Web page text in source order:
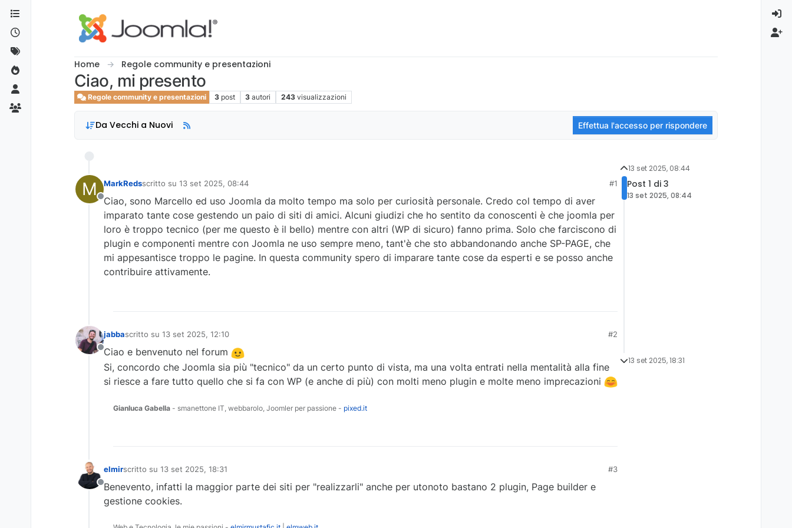
Salta al contenuto
Home Regole community e presentazioni
Ciao, mi presento
Regole community e presentazioni 3 post 3 autori 243 visualizzazioni
Da Vecchi a Nuovi Effettua l'accesso per rispondere
M
Non in linea
MarkRedsscritto su 13 set 2025, 08:44
ultima modifica di
#1
Ciao, sono Marcello ed uso Joomla da molto tempo ma solo per curiosità personale. Credo col tempo di aver
imparato tante cose gestendo un paio di siti di amici. Alcuni giudizi che ho sentito da conoscenti è che joomla per
loro è troppo tecnico (per me questo è il bello) mentre con altri (WP di sicuro) fanno prima. Solo che farciscono di
plugin e componenti mentre con Joomla ne uso sempre meno, tant'è che sto abbandonando anche SP-PAGE, che
mi appesantisce troppo le pagine. In questa community spero di imparare tante cose da esperti e se posso anche
contribuire attivamente.
Non in linea
jabbascritto su 13 set 2025, 12:10
ultima modifica di
#2
Ciao e benvenuto nel forum
Si, concordo che Joomla sia più "tecnico" da un certo punto di vista, ma una volta entrati nella mentalità alla fine
si riesce a fare tutto quello che si fa con WP (e anche di più) con molti meno plugin e molte meno imprecazioni
Gianluca Gabella - smanettone IT, webbarolo, Joomler per passione - pixed.it
Non in linea
elmirscritto su 13 set 2025, 18:31
ultima modifica di
#3
Benevento, infatti la maggior parte dei siti per "realizzarli" anche per utonoto bastano 2 plugin, Page builder e
gestione cookies.
13 set 2025, 08:44
Post 1 di 3
13 set 2025, 08:44
13 set 2025, 18:31